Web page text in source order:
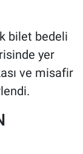
bilet bedeli
yer
ve misafir